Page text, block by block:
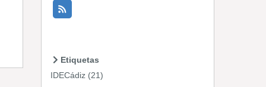
Etiquetas
IDECádiz (21)